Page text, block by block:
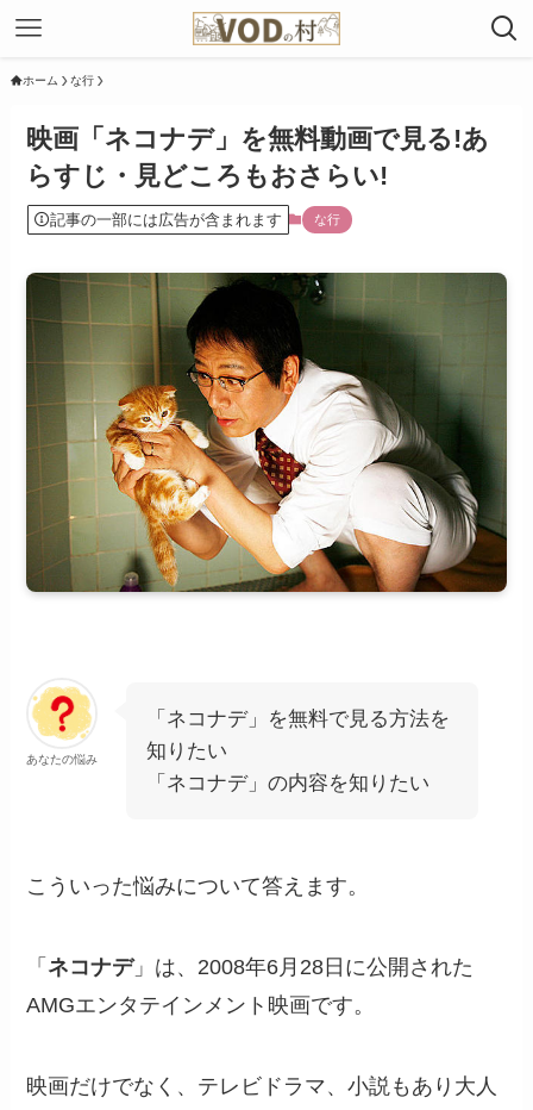
ホーム な行
映画「ネコナデ」を無料動画で見る!あ
らすじ・見どころもおさらい!
記事の一部には広告が含まれます な行
あなたの悩み
「ネコナデ」を無料で見る方法を
知りたい
「ネコナデ」の内容を知りたい
こういった悩みについて答えます。
「 ネコナデ」は、2008年6月28日に公開された
AMGエンタテインメント映画です。
映画だけでなく、テレビドラマ、小説もあり大人